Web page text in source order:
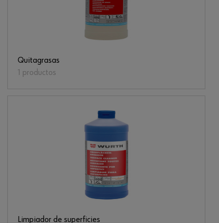
Quitagrasas
1 productos
Limpiador de superficies